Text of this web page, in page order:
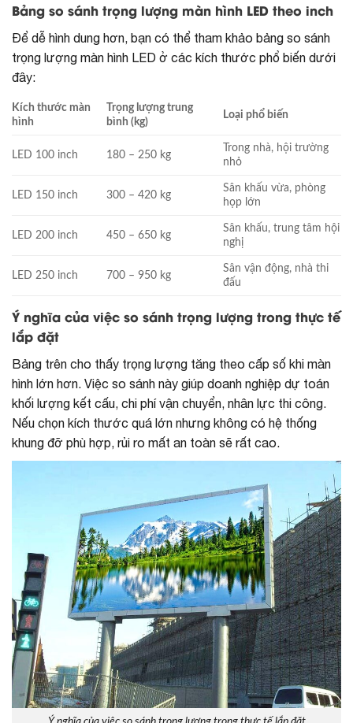
Bảng so sánh trọng lượng màn hình LED theo inch
Để dễ hình dung hơn, bạn có thể tham khảo bảng so sánh
trọng lượng màn hình LED ở các kích thước phổ biến dưới
đây:
Kích thước màn
hình
Trọng lượng trung
bình (kg)
Loại phổ biến
LED 100 inch 180 – 250 kg
Trong nhà, hội trường
nhỏ
LED 150 inch 300 – 420 kg
Sân khấu vừa, phòng
họp lớn
LED 200 inch 450 – 650 kg
Sân khấu, trung tâm hội
nghị
LED 250 inch 700 – 950 kg
Sân vận động, nhà thi
đấu
Ý nghĩa của việc so sánh trọng lượng trong thực tế
lắp đặt
Bảng trên cho thấy trọng lượng tăng theo cấp số khi màn
hình lớn hơn. Việc so sánh này giúp doanh nghiệp dự toán
khối lượng kết cấu, chi phí vận chuyển, nhân lực thi công.
Nếu chọn kích thước quá lớn nhưng không có hệ thống
khung đỡ phù hợp, rủi ro mất an toàn sẽ rất cao.